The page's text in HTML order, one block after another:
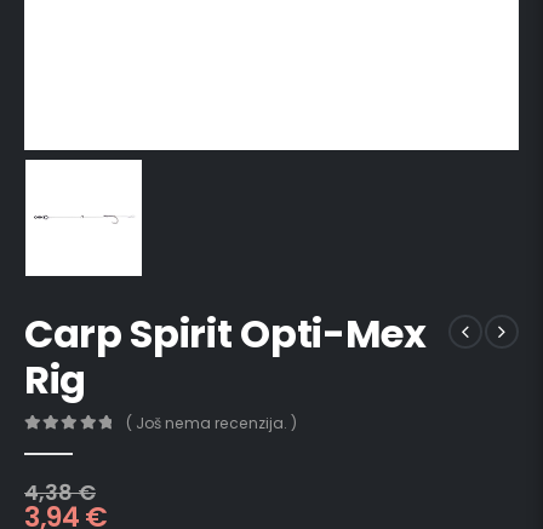
Carp Spirit Opti-Mex
Rig
( Još nema recenzija. )
4,38€
3,94€